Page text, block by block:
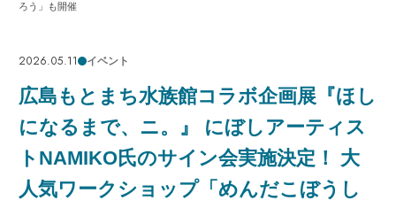
ろう」も開催
2026.05.11 イベント
広島もとまち水族館コラボ企画展『ほし
になるまで、ニ。』 にぼしアーティス
トNAMIKO氏のサイン会実施決定！ 大
人気ワークショップ「めんだこぼうし